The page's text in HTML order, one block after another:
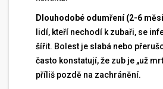
Dlouhodobé odumření (2-6
lidí, kteří nechodí k zubaři, se
šířit. Bolest je slabá nebo
často konstatují, že zub je „už
příliš pozdě na zachránění.